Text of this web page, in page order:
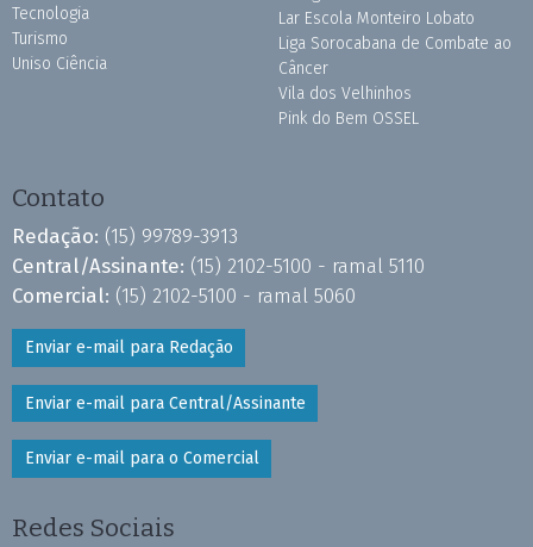
Tecnologia
Turismo
Uniso Ciência
Lar Escola Monteiro Lobato
Liga Sorocabana de Combate ao
Câncer
Vila dos Velhinhos
Pink do Bem OSSEL
Contato
Redação: (15) 99789-3913
Central/Assinante: (15) 2102-5100 - ramal 5110
Comercial: (15) 2102-5100 - ramal 5060
Enviar e-mail para Redação
Enviar e-mail para Central/Assinante
Enviar e-mail para o Comercial
Redes Sociais